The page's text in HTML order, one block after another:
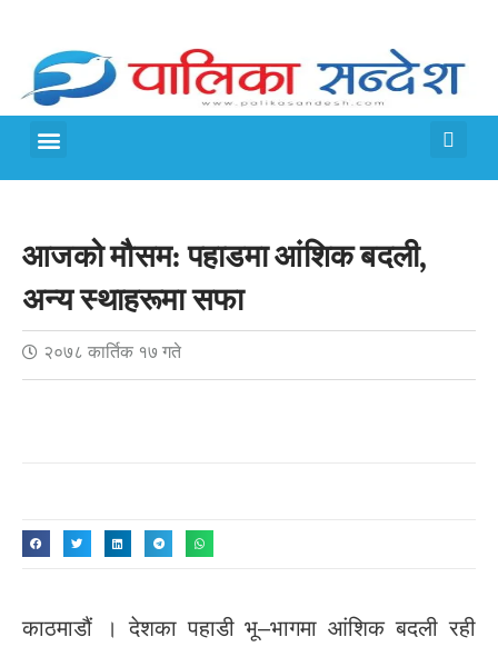
आजको मौसम: पहाडमा आंशिक बदली,
अन्य स्थाहरूमा सफा
२०७८ कार्तिक १७ गते
काठमाडौं । देशका पहाडी भू–भागमा आंशिक बदली रही